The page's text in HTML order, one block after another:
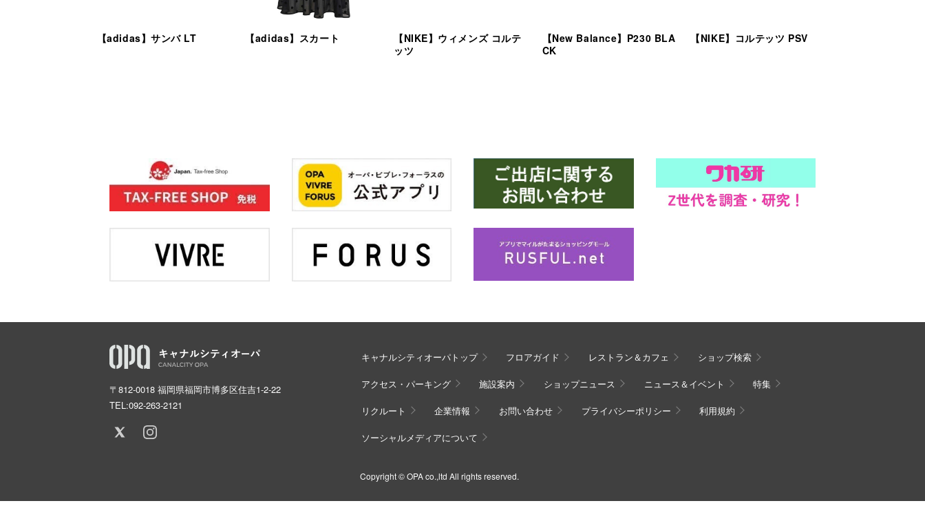
【adidas】サンバ LT 【adidas】スカート
【NIKE】ウィメンズ コルテ
ッツ
【New Balance】P230 BLA
CK
【NIKE】コルテッツ PSV
〒812-0018 福岡県福岡市博多区住吉1-2-22
TEL:092-263-2121
キャナルシティオーパトップ フロアガイド レストラン＆カフェ ショップ検索
アクセス・パーキング 施設案内 ショップニュース ニュース＆イベント 特集
リクルート 企業情報 お問い合わせ プライバシーポリシー 利用規約
ソーシャルメディアについて
Copyright © OPA co.,ltd All rights reserved.